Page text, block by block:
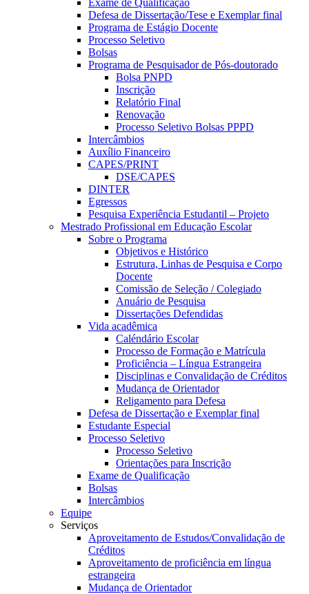
Exame de Qualificação
Defesa de Dissertação/Tese e Exemplar final
Programa de Estágio Docente
Processo Seletivo
Bolsas
Programa de Pesquisador de Pós-doutorado
Bolsa PNPD
Inscrição
Relatório Final
Renovação
Processo Seletivo Bolsas PPPD
Intercâmbios
Auxílio Financeiro
CAPES/PRINT
DSE/CAPES
DINTER
Egressos
Pesquisa Experiência Estudantil – Projeto
Mestrado Profissional em Educação Escolar
Sobre o Programa
Objetivos e Histórico
Estrutura, Linhas de Pesquisa e Corpo
Docente
Comissão de Seleção / Colegiado
Anuário de Pesquisa
Dissertações Defendidas
Vida acadêmica
Caléndário Escolar
Processo de Formação e Matrícula
Proficiência – Língua Estrangeira
Disciplinas e Convalidação de Créditos
Mudança de Orientador
Religamento para Defesa
Defesa de Dissertação e Exemplar final
Estudante Especial
Processo Seletivo
Processo Seletivo
Orientações para Inscrição
Exame de Qualificação
Bolsas
Intercâmbios
Equipe
Serviços
Aproveitamento de Estudos/Convalidação de
Créditos
Aproveitamento de proficiência em língua
estrangeira
Mudança de Orientador